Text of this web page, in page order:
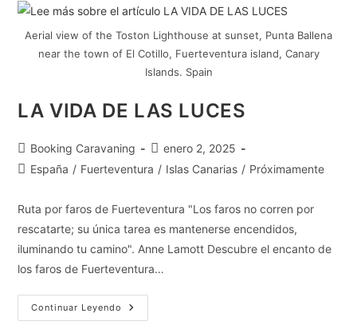
Aerial view of the Toston Lighthouse at sunset, Punta Ballena
near the town of El Cotillo, Fuerteventura island, Canary
Islands. Spain
LA VIDA DE LAS LUCES
Booking Caravaning
enero 2, 2025
España / Fuerteventura / Islas Canarias / Próximamente
Ruta por faros de Fuerteventura "Los faros no corren por
rescatarte; su única tarea es mantenerse encendidos,
iluminando tu camino". Anne Lamott Descubre el encanto de
los faros de Fuerteventura…
Continuar Leyendo